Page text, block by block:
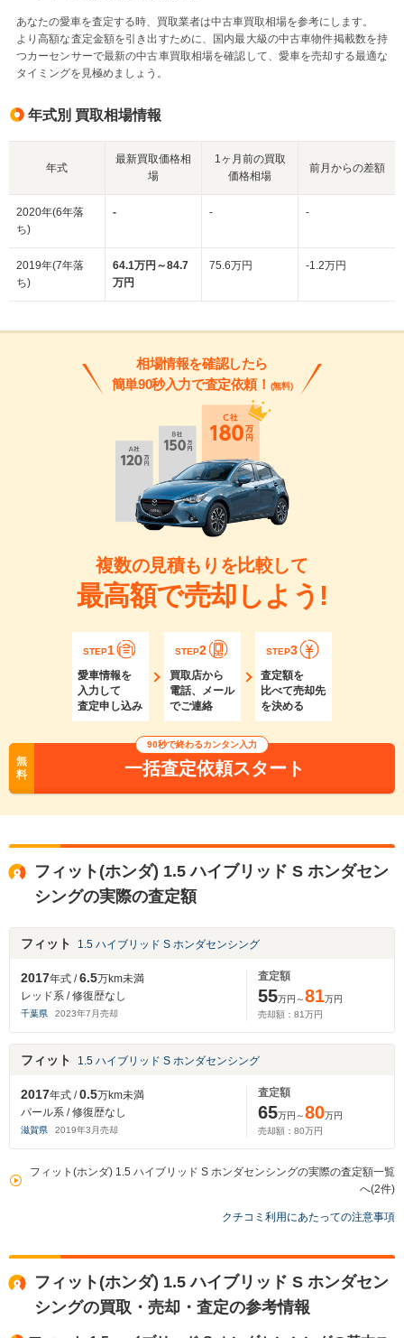
あなたの愛車を査定する時、買取業者は中古車買取相場を参考にします。
より高額な査定金額を引き出すために、国内最大級の中古車物件掲載数を持
つカーセンサーで最新の中古車買取相場を確認して、愛車を売却する最適な
タイミングを見極めましょう。
年式別 買取相場情報
年式
最新買取価格相
場
1ヶ月前の買取
価格相場
前月からの差額
2020年(6年落
ち)
- - -
2019年(7年落
ち)
64.1万円～84.7
万円
75.6万円 -1.2万円
相場情報を確認したら
簡単90秒入力で査定依頼！ (無料)
複数の見積もりを比較して
最高額で売却しよう!
STEP1
愛車情報を
入力して
査定申し込み
STEP2
買取店から
電話、メール
でご連絡
STEP3
査定額を
比べて売却先
を決める
無
料
90秒で終わるカンタン入力
一括査定依頼スタート
フィット(ホンダ) 1.5 ハイブリッド S ホンダセン
シングの実際の査定額
フィット 1.5 ハイブリッド S ホンダセンシング
2017年式 /6.5万km未満
レッド系 / 修復歴なし
千葉県 2023年7 月売却
査定額
55万円～81万円
売却額： 81万円
フィット 1.5 ハイブリッド S ホンダセンシング
2017年式 /0.5万km未満
パール系 / 修復歴なし
滋賀県 2019年3 月売却
査定額
65万円～80万円
売却額： 80万円
フィット(ホンダ) 1.5 ハイブリッド S ホンダセンシングの実際の査定額一覧
へ(2件)
クチコミ利用にあたっての注意事項
フィット(ホンダ) 1.5 ハイブリッド S ホンダセン
シングの買取・売却・査定の参考情報